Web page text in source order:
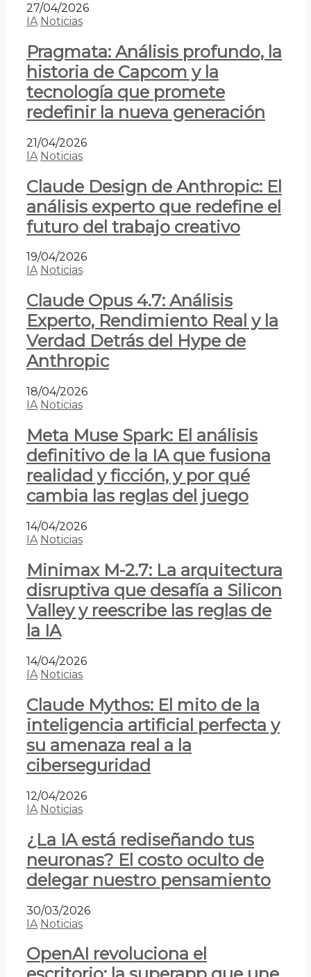
27/04/2026
IA Noticias
Pragmata: Análisis profundo, la
historia de Capcom y la
tecnología que promete
redefinir la nueva generación
21/04/2026
IA Noticias
Claude Design de Anthropic: El
análisis experto que redefine el
futuro del trabajo creativo
19/04/2026
IA Noticias
Claude Opus 4.7: Análisis
Experto, Rendimiento Real y la
Verdad Detrás del Hype de
Anthropic
18/04/2026
IA Noticias
Meta Muse Spark: El análisis
definitivo de la IA que fusiona
realidad y ficción, y por qué
cambia las reglas del juego
14/04/2026
IA Noticias
Minimax M-2.7: La arquitectura
disruptiva que desafía a Silicon
Valley y reescribe las reglas de
la IA
14/04/2026
IA Noticias
Claude Mythos: El mito de la
inteligencia artificial perfecta y
su amenaza real a la
ciberseguridad
12/04/2026
IA Noticias
¿La IA está rediseñando tus
neuronas? El costo oculto de
delegar nuestro pensamiento
30/03/2026
IA Noticias
OpenAI revoluciona el